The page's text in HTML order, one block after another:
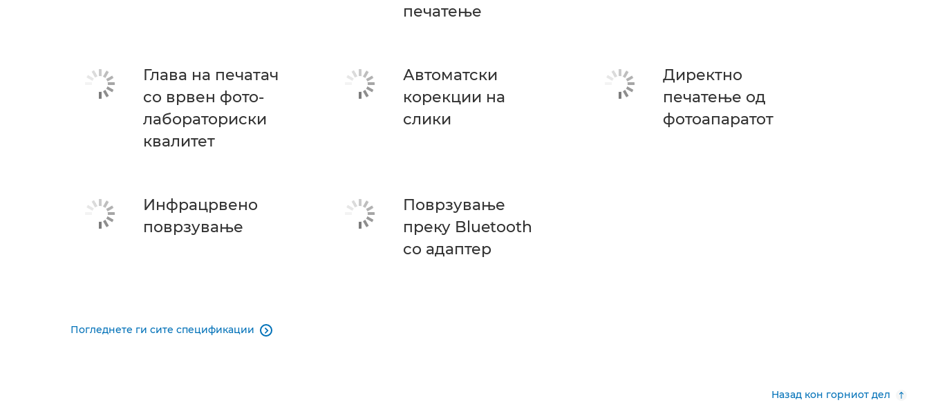
печатење
Глава на печатач
со врвен фото-
лабораториски
квалитет
Автоматски
корекции на
слики
Директно
печатење од
фотоапаратот
Инфрацрвено
поврзување
Поврзување
преку Bluetooth
со адаптер
Погледнете ги сите спецификации 
Назад кон горниот дел